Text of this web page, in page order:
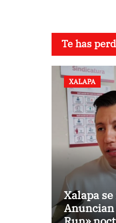
Te has
XALAPA
Xalapa
Anuncian